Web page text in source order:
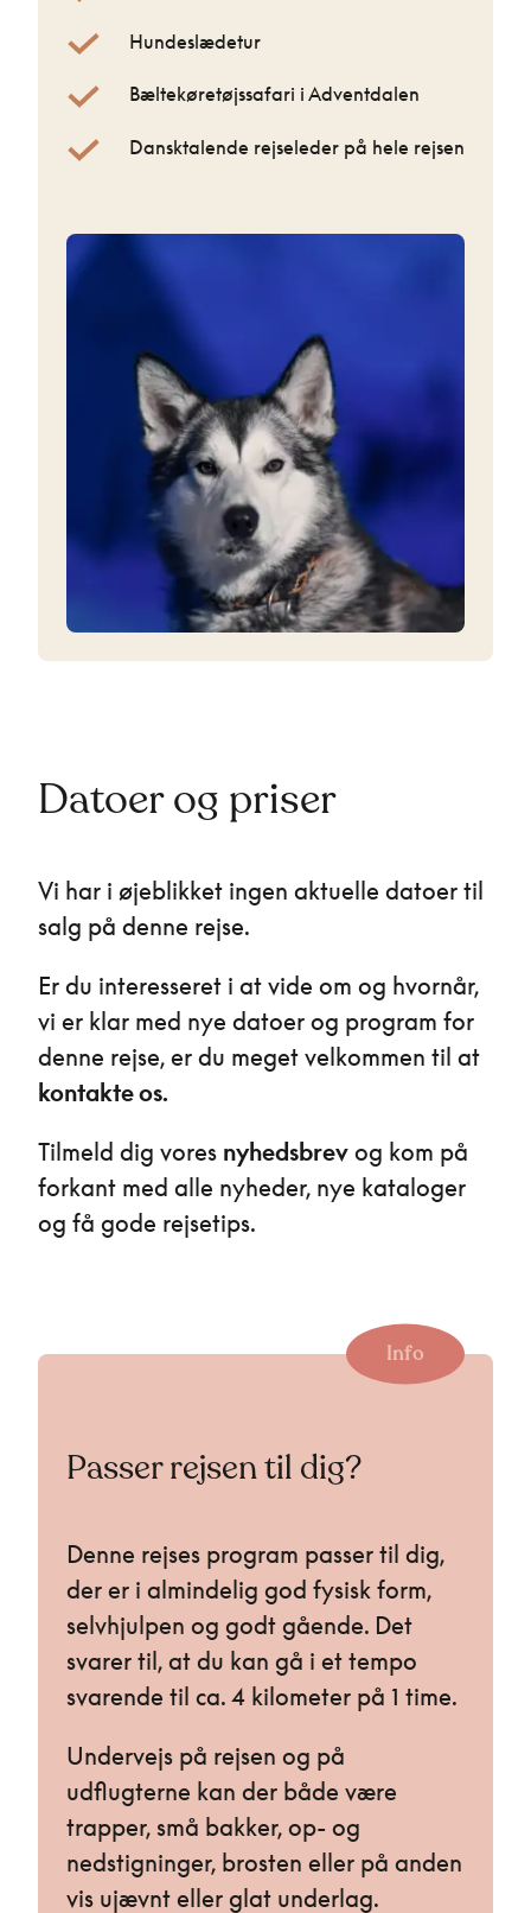
Hundeslædetur
Bæltekøretøjssafari i Adventdalen
Dansktalende rejseleder på hele rejsen
Datoer og priser
Vi har i øjeblikket ingen aktuelle datoer til
salg på denne rejse.
Er du interesseret i at vide om og hvornår,
vi er klar med nye datoer og program for
denne rejse, er du meget velkommen til at
kontakte os.
Tilmeld dig vores nyhedsbrev og kom på
forkant med alle nyheder, nye kataloger
og få gode rejsetips.
Info
Passer rejsen til dig?
Denne rejses program passer til dig,
der er i almindelig god fysisk form,
selvhjulpen og godt gående. Det
svarer til, at du kan gå i et tempo
svarende til ca. 4 kilometer på 1 time.
Undervejs på rejsen og på
udflugterne kan der både være
trapper, små bakker, op- og
nedstigninger, brosten eller på anden
vis ujævnt eller glat underlag.